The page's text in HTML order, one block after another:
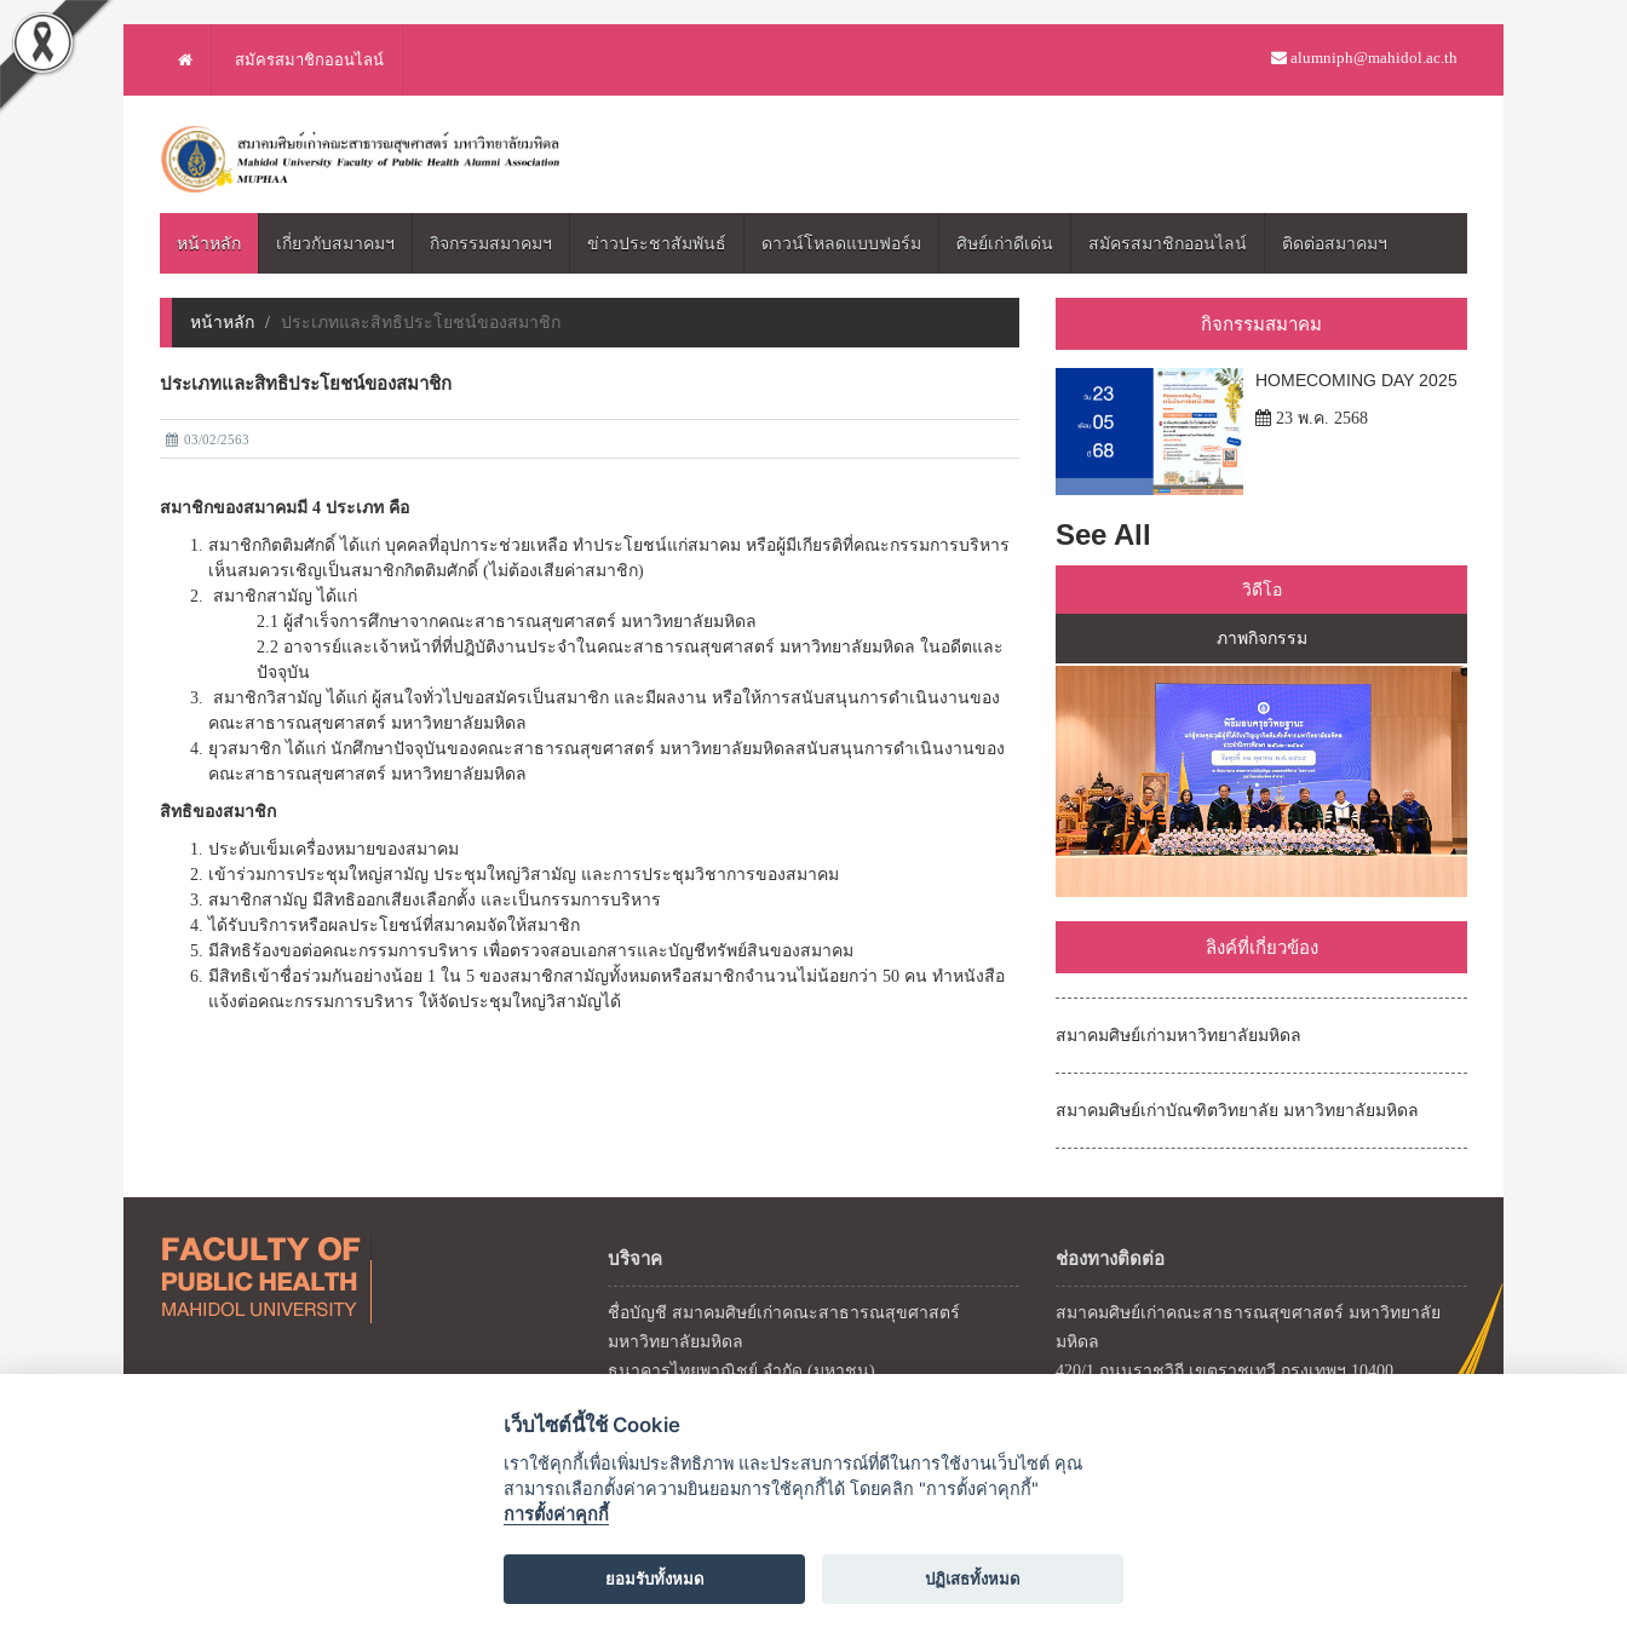
สมัครสมาชิกออนไลน์ alumniph@mahidol.ac.th
หน้าหลัก เกี่ยวกับสมาคมฯ กิจกรรมสมาคมฯ ข่าวประชาสัมพันธ์ ดาวน์โหลดแบบฟอร์ม ศิษย์เก่าดีเด่น สมัครสมาชิกออนไลน์ ติดต่อสมาคมฯ
หน้าหลัก ประเภทและสิทธิประโยชน์ของสมาชิก
ประเภทและสิทธิประโยชน์ของสมาชิก
03/02/2563
สมาชิกของสมาคมมี 4 ประเภท คือ
สมาชิกกิตติมศักดิ์ ได้แก่ บุคคลที่อุปการะช่วยเหลือ ทำประโยชน์แก่สมาคม หรือผู้มีเกียรติที่คณะกรรมการบริหาร
เห็นสมควรเชิญเป็นสมาชิกกิตติมศักดิ์ (ไม่ต้องเสียค่าสมาชิก)
สมาชิกสามัญ ได้แก่
2.1 ผู้สำเร็จการศึกษาจากคณะสาธารณสุขศาสตร์ มหาวิทยาลัยมหิดล
2.2 อาจารย์และเจ้าหน้าที่ที่ปฎิบัติงานประจำในคณะสาธารณสุขศาสตร์ มหาวิทยาลัยมหิดล ในอดีตและ
ปัจจุบัน
สมาชิกวิสามัญ ได้แก่ ผู้สนใจทั่วไปขอสมัครเป็นสมาชิก และมีผลงาน หรือให้การสนับสนุนการดำเนินงานของ
คณะสาธารณสุขศาสตร์ มหาวิทยาลัยมหิดล
ยุวสมาชิก ได้แก่ นักศึกษาปัจจุบันของคณะสาธารณสุขศาสตร์ มหาวิทยาลัยมหิดลสนับสนุนการดำเนินงานของ
คณะสาธารณสุขศาสตร์ มหาวิทยาลัยมหิดล
สิทธิของสมาชิก
ประดับเข็มเครื่องหมายของสมาคม
เข้าร่วมการประชุมใหญ่สามัญ ประชุมใหญ่วิสามัญ และการประชุมวิชาการของสมาคม
สมาชิกสามัญ มีสิทธิออกเสียงเลือกตั้ง และเป็นกรรมการบริหาร
ได้รับบริการหรือผลประโยชน์ที่สมาคมจัดให้สมาชิก
มีสิทธิร้องขอต่อคณะกรรมการบริหาร เพื่อตรวจสอบเอกสารและบัญชีทรัพย์สินของสมาคม
มีสิทธิเข้าชื่อร่วมกันอย่างน้อย 1 ใน 5 ของสมาชิกสามัญทั้งหมดหรือสมาชิกจำนวนไม่น้อยกว่า 50 คน ทำหนังสือ
แจ้งต่อคณะกรรมการบริหาร ให้จัดประชุมใหญ่วิสามัญได้
กิจกรรมสมาคม
HOMECOMING DAY 2025
23 พ.ค. 2568
See All
วิดีโอ
ภาพกิจกรรม
ลิงค์ที่เกี่ยวข้อง
สมาคมศิษย์เก่ามหาวิทยาลัยมหิดล
สมาคมศิษย์เก่าบัณฑิตวิทยาลัย มหาวิทยาลัยมหิดล
บริจาค
ชื่อบัญชี สมาคมศิษย์เก่าคณะสาธารณสุขศาสตร์
มหาวิทยาลัยมหิดล
ธนาคารไทยพาณิชย์ จำกัด (มหาชน)
เลขบัญชี 254-220452-8
บัญชีเงินฝากออมทรัพย์
ช่องทางติดต่อ
สมาคมศิษย์เก่าคณะสาธารณสุขศาสตร์ มหาวิทยาลัย
มหิดล
420/1 ถนนราชวิถี เขตราชเทวี กรุงเทพฯ 10400
อีเมล์ : alumniph@mahidol.ac.th
เว็บไซต์นี้ใช้ Cookie
เราใช้คุกกี้เพื่อเพิ่มประสิทธิภาพ และประสบการณ์ที่ดีในการใช้งานเว็บไซต์ คุณ
สามารถเลือกตั้งค่าความยินยอมการใช้คุกกี้ได้ โดยคลิก "การตั้งค่าคุกกี้"
การตั้งค่าคุกกี้
ยอมรับทั้งหมด ปฏิเสธทั้งหมด